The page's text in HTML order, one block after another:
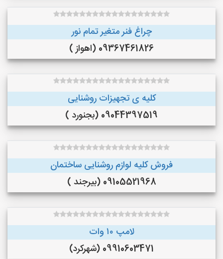
چراغ فنر متغیر تمام نور
09367461826 (اهواز )
کلیه ی تجهیزات روشنایی
09044397519 (بجنورد )
فروش کلیه لوازم روشنایی ساختمان
09105521968 (بیرجند )
لامپ ۱۰ وات
09910603471 (شهرکرد)